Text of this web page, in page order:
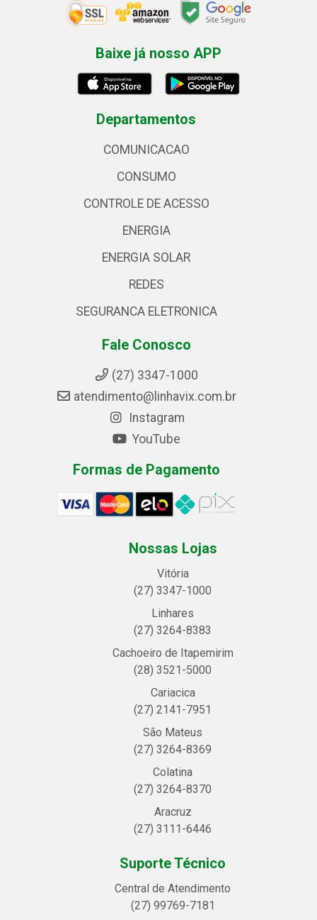
Baixe já nosso APP
Departamentos
COMUNICACAO
CONSUMO
CONTROLE DE ACESSO
ENERGIA
ENERGIA SOLAR
REDES
SEGURANCA ELETRONICA
Fale Conosco
(27) 3347-1000
atendimento@linhavix.com.br
Instagram
YouTube
Formas de Pagamento
Nossas Lojas
Vitória
(27) 3347-1000
Linhares
(27) 3264-8383
Cachoeiro de Itapemirim
(28) 3521-5000
Cariacica
(27) 2141-7951
São Mateus
(27) 3264-8369
Colatina
(27) 3264-8370
Aracruz
(27) 3111-6446
Suporte Técnico
Central de Atendimento
(27) 99769-7181